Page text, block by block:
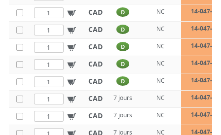
CAD D NC 14-047-
CAD D NC 14-047-
CAD D NC 14-047-
CAD D NC 14-047-
CAD D NC 14-047-
CAD 7 jours NC 14-047-
CAD 7 jours NC 14-047-
CAD 7 jours NC 14-047-